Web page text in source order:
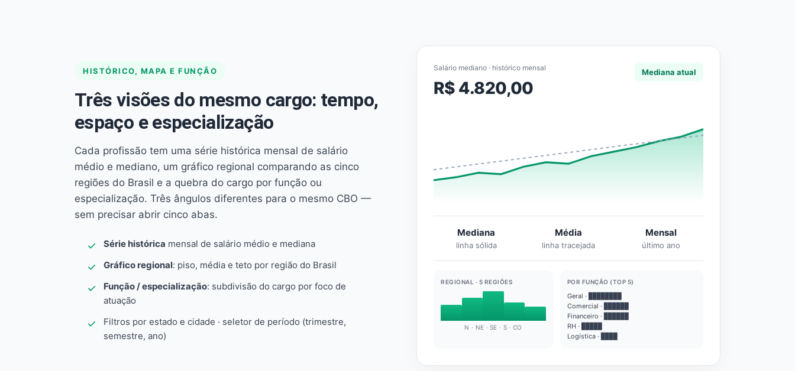
HISTÓRICO, MAPA E FUNÇÃO
Três visões do mesmo cargo: tempo,
espaço e especialização
Cada profissão tem uma série histórica mensal de salário
médio e mediano, um gráfico regional comparando as cinco
regiões do Brasil e a quebra do cargo por função ou
especialização. Três ângulos diferentes para o mesmo CBO —
sem precisar abrir cinco abas.
Série histórica mensal de salário médio e mediana
Gráfico regional: piso, média e teto por região do Brasil
Função / especialização: subdivisão do cargo por foco de
atuação
Filtros por estado e cidade · seletor de período (trimestre,
semestre, ano)
Salário mediano · histórico mensal
R$ 4.820,00
Mediana atual
Mediana
linha sólida
Média
linha tracejada
Mensal
último ano
REGIONAL · 5 REGIÕES
N · NE · SE · S · CO
POR FUNÇÃO (TOP 5)
Geral · ████████
Comercial · ██████
Financeiro · ██████
RH · █████
Logística · ████